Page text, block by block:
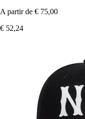
A partir de € 75,00
€ 52,24